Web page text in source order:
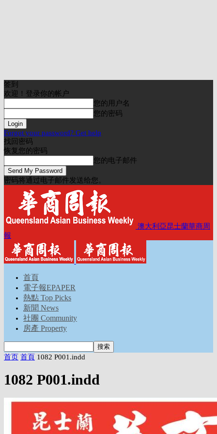
签到
欢迎！登录你的帐户
您的用户名
您的密码
Forgot your password? Get help
找回密码
恢复您的密码
您的电子邮件
密码将通过电子邮件发送给您。
澳大利亞昆士蘭華商周
報
首頁
電子報EPAPER
熱點 Top Picks
新聞 News
社團 Community
房產 Property
首页 首頁 1082 P001.indd
1082 P001.indd